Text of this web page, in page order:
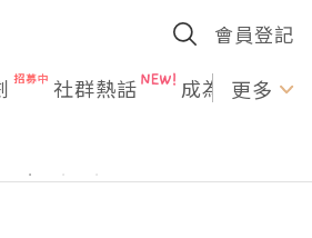
會員登記
社群熱話 成為U更多